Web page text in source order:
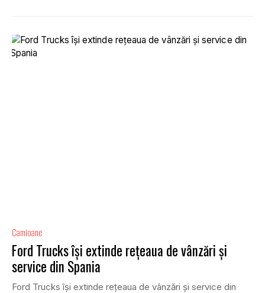
Camioane
Ford Trucks își extinde rețeaua de vânzări și
service din Spania
Ford Trucks își extinde rețeaua de vânzări și service din